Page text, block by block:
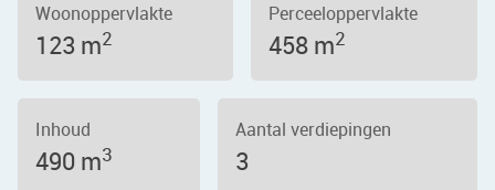
Woonoppervlakte
123 m2
Perceeloppervlakte
458 m2
Inhoud
490 m3
Aantal verdiepingen
3